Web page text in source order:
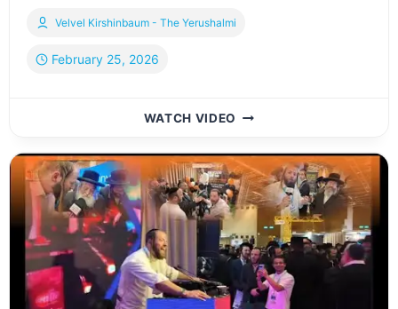
Velvel Kirshinbaum - The Yerushalmi
February 25, 2026
WATCH VIDEO נכנסתי
של
חסידות
גור
–
ולא
האמנתי
מה
ראיתי
|